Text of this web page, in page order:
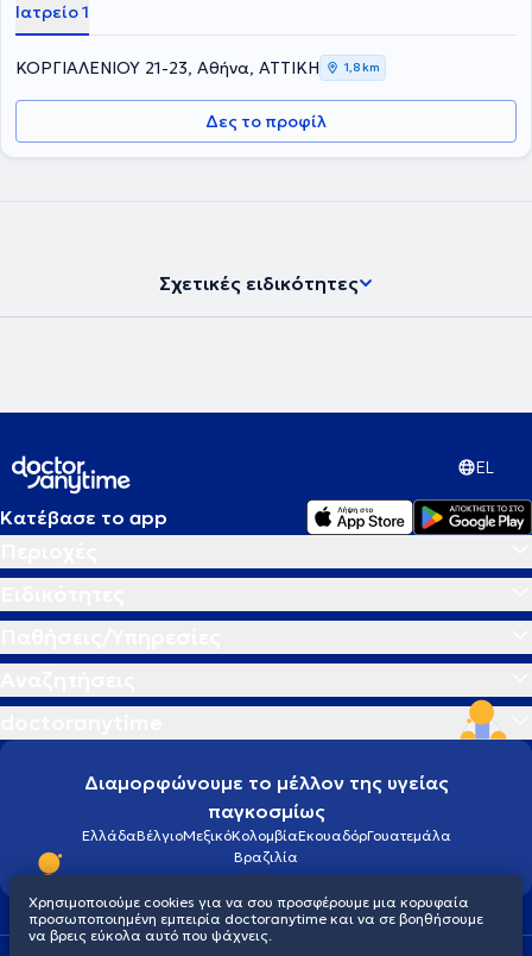
Ιατρείο 1
ΚΟΡΓΙΑΛΕΝΙΟΥ 21-23, Αθήνα, ΑΤΤΙΚΗ 1,8 km
Δες το προφίλ
Σχετικές ειδικότητες
EL
Κατέβασε το app
Διαμορφώνουμε το μέλλον της υγείας
παγκοσμίως
ΕλλάδαΒέλγιοΜεξικόΚολομβίαΕκουαδόρΓουατεμάλα
Βραζιλία
Χρησιμοποιούμε cookies για να σου προσφέρουμε μια κορυφαία
προσωποποιημένη εμπειρία doctoranytime και να σε βοηθήσουμε
να βρεις εύκολα αυτό που ψάχνεις.